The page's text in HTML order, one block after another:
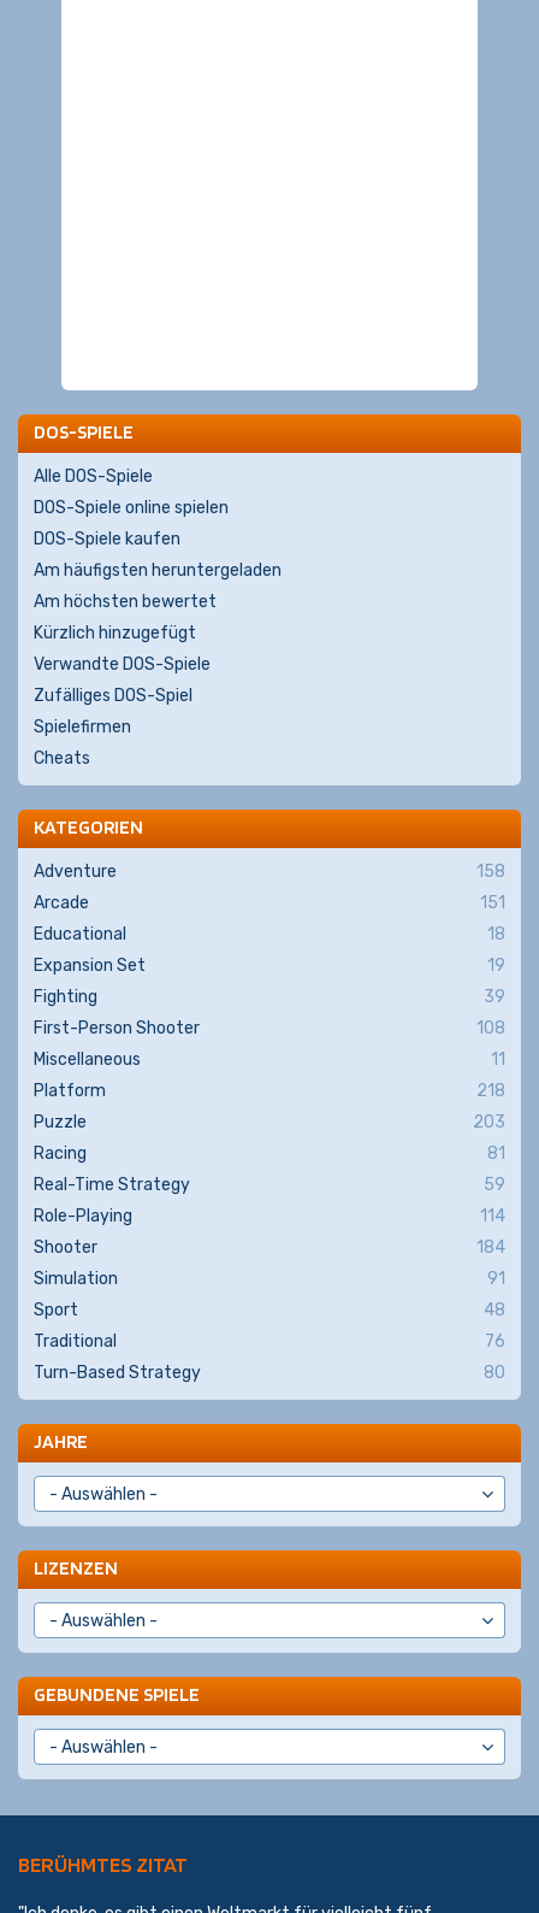
DOS-SPIELE
Alle DOS-Spiele
DOS-Spiele online spielen
DOS-Spiele kaufen
Am häufigsten heruntergeladen
Am höchsten bewertet
Kürzlich hinzugefügt
Verwandte DOS-Spiele
Zufälliges DOS-Spiel
Spielefirmen
Cheats
KATEGORIEN
Adventure
158
Arcade
151
Educational
18
Expansion Set
19
Fighting
39
First-Person Shooter
108
Miscellaneous
11
Platform
218
Puzzle
203
Racing
81
Real-Time Strategy
59
Role-Playing
114
Shooter
184
Simulation
91
Sport
48
Traditional
76
Turn-Based Strategy
80
JAHRE
LIZENZEN
GEBUNDENE SPIELE
BERÜHMTES ZITAT